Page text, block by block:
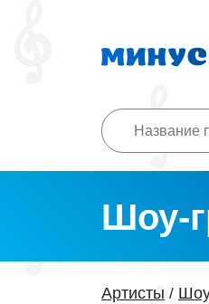
Шоу-
Артисты /